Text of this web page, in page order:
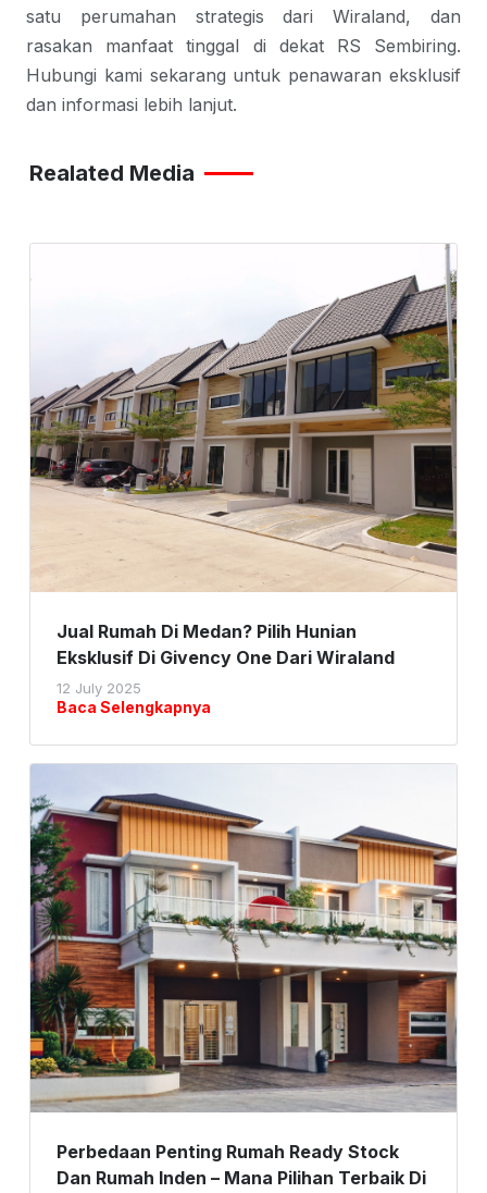
satu perumahan strategis dari Wiraland, dan
rasakan manfaat tinggal di dekat RS Sembiring.
Hubungi kami sekarang untuk penawaran eksklusif
dan informasi lebih lanjut.
Realated Media
Jual Rumah Di Medan? Pilih Hunian
Eksklusif Di Givency One Dari Wiraland
12 July 2025
Baca Selengkapnya
Perbedaan Penting Rumah Ready Stock
Dan Rumah Inden – Mana Pilihan Terbaik Di